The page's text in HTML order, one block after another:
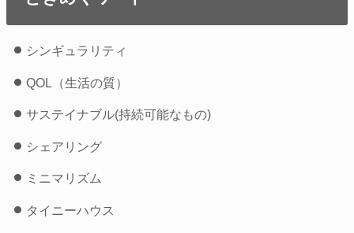
シンギュラリティ
QOL（生活の質）
サステイナブル(持続可能なもの)
シェアリング
ミニマリズム
タイニーハウス